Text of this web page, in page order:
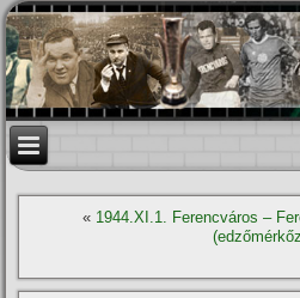
« 1944.XI.1. Ferencváros –